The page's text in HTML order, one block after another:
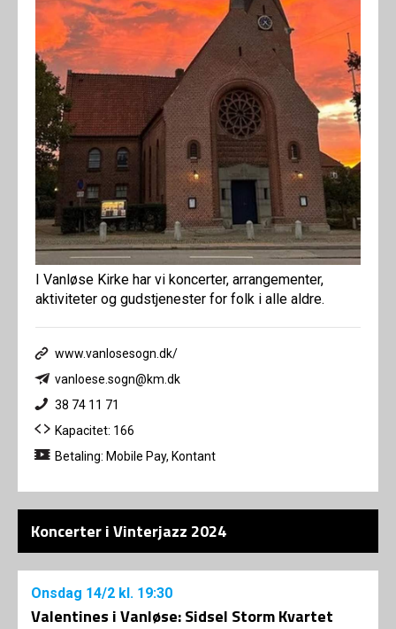
I Vanløse Kirke har vi koncerter, arrangementer,
aktiviteter og gudstjenester for folk i alle aldre.
www.vanlosesogn.dk/
vanloese.sogn@km.dk
38 74 11 71
Kapacitet: 166
Betaling: Mobile Pay, Kontant
Koncerter i Vinterjazz 2024
Onsdag 14/2 kl. 19:30
Valentines i Vanløse: Sidsel Storm Kvartet